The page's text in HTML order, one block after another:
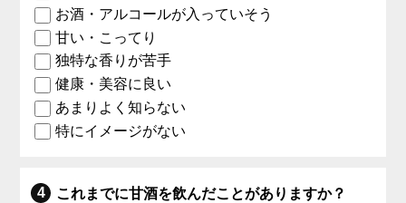
お酒・アルコールが入っていそう
甘い・こってり
独特な香りが苦手
健康・美容に良い
あまりよく知らない
特にイメージがない
これまでに甘酒を飲んだことがありますか？